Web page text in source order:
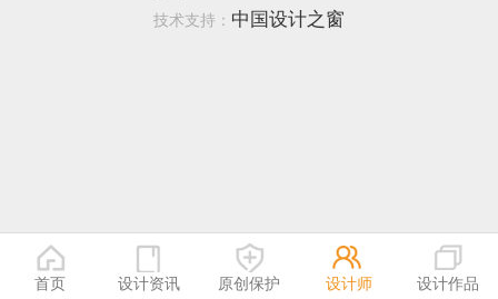
技术支持： 中国设计之窗
首页 设计资讯 原创保护 设计师 设计作品